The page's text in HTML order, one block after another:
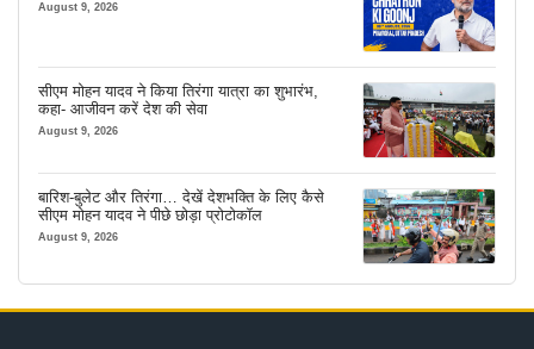
August 9, 2026
सीएम मोहन यादव ने किया तिरंगा यात्रा का शुभारंभ,
कहा- आजीवन करें देश की सेवा
August 9, 2026
बारिश-बुलेट और तिरंगा… देखें देशभक्ति के लिए कैसे
सीएम मोहन यादव ने पीछे छोड़ा प्रोटोकॉल
August 9, 2026